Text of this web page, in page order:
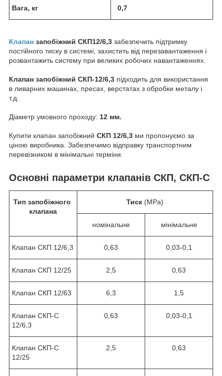
Вага, кг 0,7
Клапан запобіжний СКП12/6,3 забезпечить підтримку
постійного тиску в системі, захистить від перезавантаження і
розвантажить систему при великих робочих навантаженнях.
Клапан запобіжний СКП-12/6,3 підходить для використання
в ливарних машинах, пресах, верстатах з обробки металу і
т.д.
Діаметр умовного проходу: 12 мм.
Купити клапан запобіжний СКП 12/6,3 ми пропонуємо за
ціною виробника. Забезпечимо відправку транспортним
перевізником в мінімальні терміни.
Основні параметри клапанів СКП, СКП-С
Тип запобіжного
клапана
Тиск (МРа)
номінальне мінімальне
Клапан СКП 12/6,3 0,63 0,03-0,1
Клапан СКП 12/25 2,5 0,63
Клапан СКП 12/63 6,3 1,5
Клапан СКП-C
12/6,3
0,63 0,03-0,1
Клапан СКП-С
12/25
2,5 0,63